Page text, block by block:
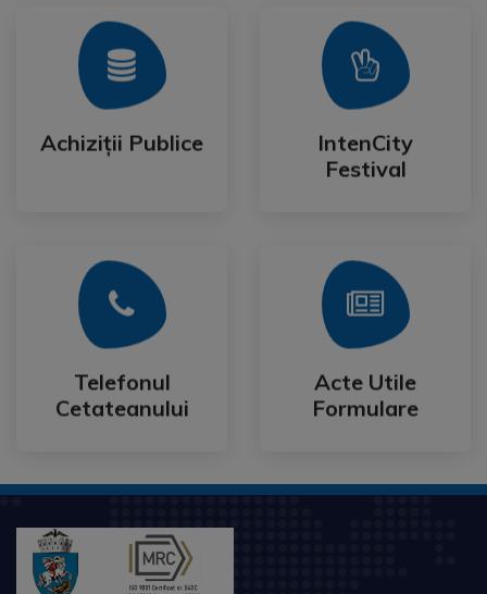
Achiziții Publice
Achiziții Publice
Mai Mult
IntenCity
Festival
IntenCity
Festival
Mai Mult
Telefonul
Cetateanului
Telefonul
Cetateanului
Mai Mult
Acte Utile
Formulare
Acte Utile
Formulare
Mai Mult